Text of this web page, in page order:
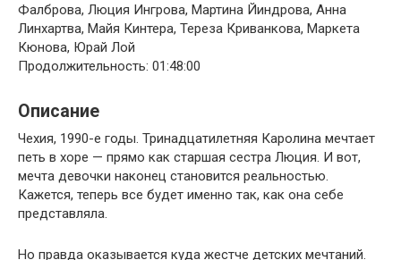
Фалброва, Люция Ингрова, Мартина Йиндрова, Анна
Линхартва, Майя Кинтера, Тереза Криванкова, Маркета
Кюнова, Юрай Лой
Продолжительность: 01:48:00
Описание
Чехия, 1990-е годы. Тринадцатилетняя Каролина мечтает
петь в хоре — прямо как старшая сестра Люция. И вот,
мечта девочки наконец становится реальностью.
Кажется, теперь все будет именно так, как она себе
представляла.
Но правда оказывается куда жестче детских мечтаний.